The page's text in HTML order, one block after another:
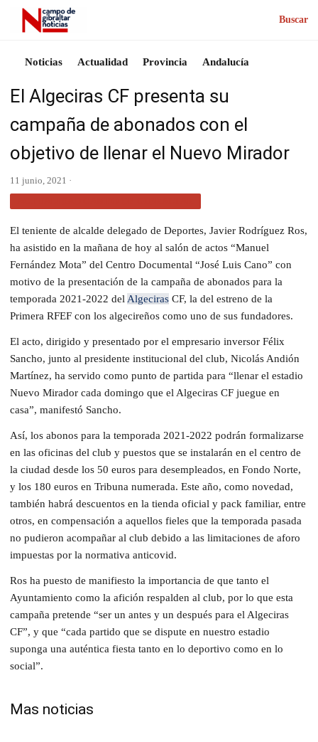
Buscar
Noticias Actualidad Provincia Andalucía
El Algeciras CF presenta su
campaña de abonados con el
objetivo de llenar el Nuevo Mirador
11 junio, 2021 ·
El teniente de alcalde delegado de Deportes, Javier Rodríguez Ros,
ha asistido en la mañana de hoy al salón de actos “Manuel
Fernández Mota” del Centro Documental “José Luis Cano” con
motivo de la presentación de la campaña de abonados para la
temporada 2021-2022 del Algeciras CF, la del estreno de la
Primera RFEF con los algecireños como uno de sus fundadores.
El acto, dirigido y presentado por el empresario inversor Félix
Sancho, junto al presidente institucional del club, Nicolás Andión
Martínez, ha servido como punto de partida para “llenar el estadio
Nuevo Mirador cada domingo que el Algeciras CF juegue en
casa”, manifestó Sancho.
Así, los abonos para la temporada 2021-2022 podrán formalizarse
en las oficinas del club y puestos que se instalarán en el centro de
la ciudad desde los 50 euros para desempleados, en Fondo Norte,
y los 180 euros en Tribuna numerada. Este año, como novedad,
también habrá descuentos en la tienda oficial y pack familiar, entre
otros, en compensación a aquellos fieles que la temporada pasada
no pudieron acompañar al club debido a las limitaciones de aforo
impuestas por la normativa anticovid.
Ros ha puesto de manifiesto la importancia de que tanto el
Ayuntamiento como la afición respalden al club, por lo que esta
campaña pretende “ser un antes y un después para el Algeciras
CF”, y que “cada partido que se dispute en nuestro estadio
suponga una auténtica fiesta tanto en lo deportivo como en lo
social”.
Mas noticias